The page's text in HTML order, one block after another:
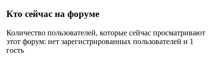
Кто сейчас на форуме
Количество пользователей, которые сейчас просматривают
этот форум: нет зарегистрированных пользователей и 1
гость